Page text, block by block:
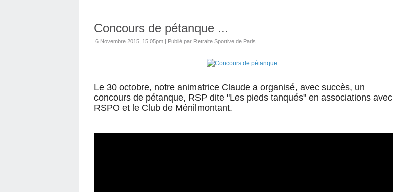
Concours de pétanque ...
6 Novembre 2015, 15:05pm | Publié par Retraite Sportive de Paris
Le 30 octobre, notre animatrice Claude a organisé, avec succès, un
concours de pétanque, RSP dite "Les pieds tanqués" en associations avec
RSPO et le Club de Ménilmontant.